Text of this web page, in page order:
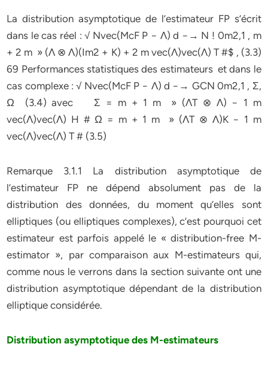
La distribution asymptotique de l’estimateur FP s’écrit
dans le cas réel : √ Nvec(McF P − Λ) d −→ N ! 0m2,1 , m
+ 2 m » (Λ ⊗ Λ)(Im2 + K) + 2 m vec(Λ)vec(Λ) T #$ , (3.3)
69 Performances statistiques des estimateurs et dans le
cas complexe : √ Nvec(McF P − Λ) d −→ GCN 0m2,1 , Σ,
Ω (3.4) avec Σ = m + 1 m » (ΛT ⊗ Λ) − 1 m
vec(Λ)vec(Λ) H # Ω = m + 1 m » (ΛT ⊗ Λ)K − 1 m
vec(Λ)vec(Λ) T # (3.5)
Remarque 3.1.1 La distribution asymptotique de
l’estimateur FP ne dépend absolument pas de la
distribution des données, du moment qu’elles sont
elliptiques (ou elliptiques complexes), c’est pourquoi cet
estimateur est parfois appelé le « distribution-free M-
estimator », par comparaison aux M-estimateurs qui,
comme nous le verrons dans la section suivante ont une
distribution asymptotique dépendant de la distribution
elliptique considérée.
Distribution asymptotique des M-estimateurs